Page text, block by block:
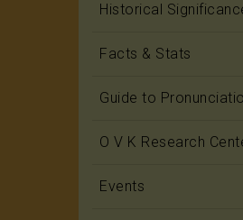
Historical
Facts & Stats
Guide to
O V K Research
Events